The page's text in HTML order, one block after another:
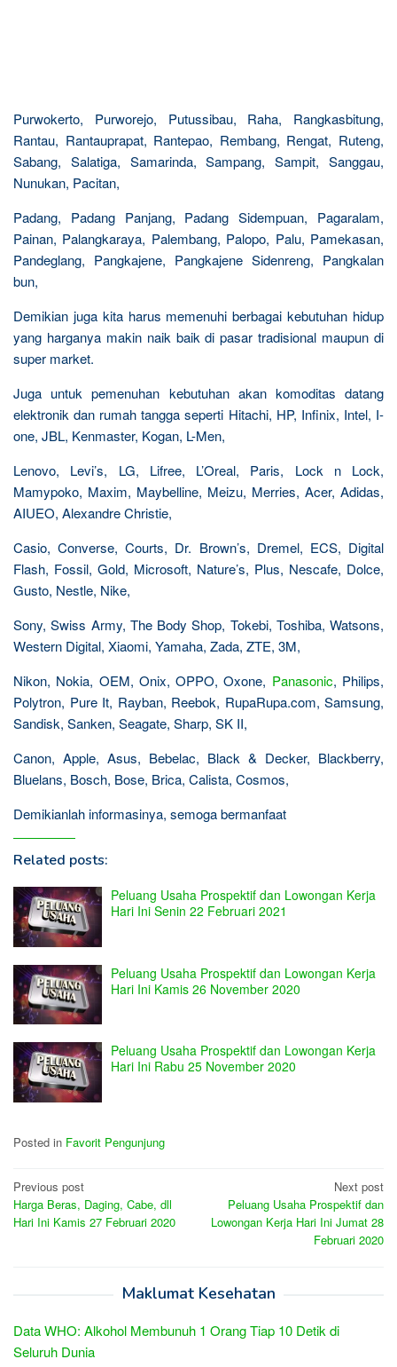
Purwokerto, Purworejo, Putussibau, Raha, Rangkasbitung,
Rantau, Rantauprapat, Rantepao, Rembang, Rengat, Ruteng,
Sabang, Salatiga, Samarinda, Sampang, Sampit, Sanggau,
Nunukan, Pacitan,
Padang, Padang Panjang, Padang Sidempuan, Pagaralam,
Painan, Palangkaraya, Palembang, Palopo, Palu, Pamekasan,
Pandeglang, Pangkajene, Pangkajene Sidenreng, Pangkalan
bun,
Demikian juga kita harus memenuhi berbagai kebutuhan hidup
yang harganya makin naik baik di pasar tradisional maupun di
super market.
Juga untuk pemenuhan kebutuhan akan komoditas datang
elektronik dan rumah tangga seperti Hitachi, HP, Infinix, Intel, I-
one, JBL, Kenmaster, Kogan, L-Men,
Lenovo, Levi’s, LG, Lifree, L’Oreal, Paris, Lock n Lock,
Mamypoko, Maxim, Maybelline, Meizu, Merries, Acer, Adidas,
AIUEO, Alexandre Christie,
Casio, Converse, Courts, Dr. Brown’s, Dremel, ECS, Digital
Flash, Fossil, Gold, Microsoft, Nature’s, Plus, Nescafe, Dolce,
Gusto, Nestle, Nike,
Sony, Swiss Army, The Body Shop, Tokebi, Toshiba, Watsons,
Western Digital, Xiaomi, Yamaha, Zada, ZTE, 3M,
Nikon, Nokia, OEM, Onix, OPPO, Oxone, Panasonic, Philips,
Polytron, Pure It, Rayban, Reebok, RupaRupa.com, Samsung,
Sandisk, Sanken, Seagate, Sharp, SK II,
Canon, Apple, Asus, Bebelac, Black & Decker, Blackberry,
Bluelans, Bosch, Bose, Brica, Calista, Cosmos,
Demikianlah informasinya, semoga bermanfaat
Related posts:
Peluang Usaha Prospektif dan Lowongan Kerja
Hari Ini Senin 22 Februari 2021
Peluang Usaha Prospektif dan Lowongan Kerja
Hari Ini Kamis 26 November 2020
Peluang Usaha Prospektif dan Lowongan Kerja
Hari Ini Rabu 25 November 2020
Posted in Favorit Pengunjung
Post
navigation
Previous post
Harga Beras, Daging, Cabe, dll
Hari Ini Kamis 27 Februari 2020
Next post
Peluang Usaha Prospektif dan
Lowongan Kerja Hari Ini Jumat 28
Februari 2020
Maklumat Kesehatan
Data WHO: Alkohol Membunuh 1 Orang Tiap 10 Detik di
Seluruh Dunia